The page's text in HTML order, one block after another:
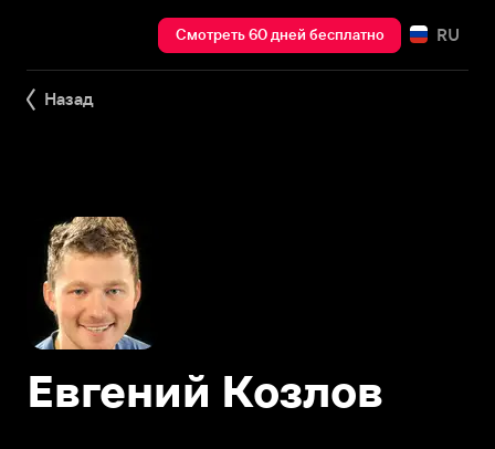
Смотреть 60 дней бесплатно RU
Назад
Евгений Козлов